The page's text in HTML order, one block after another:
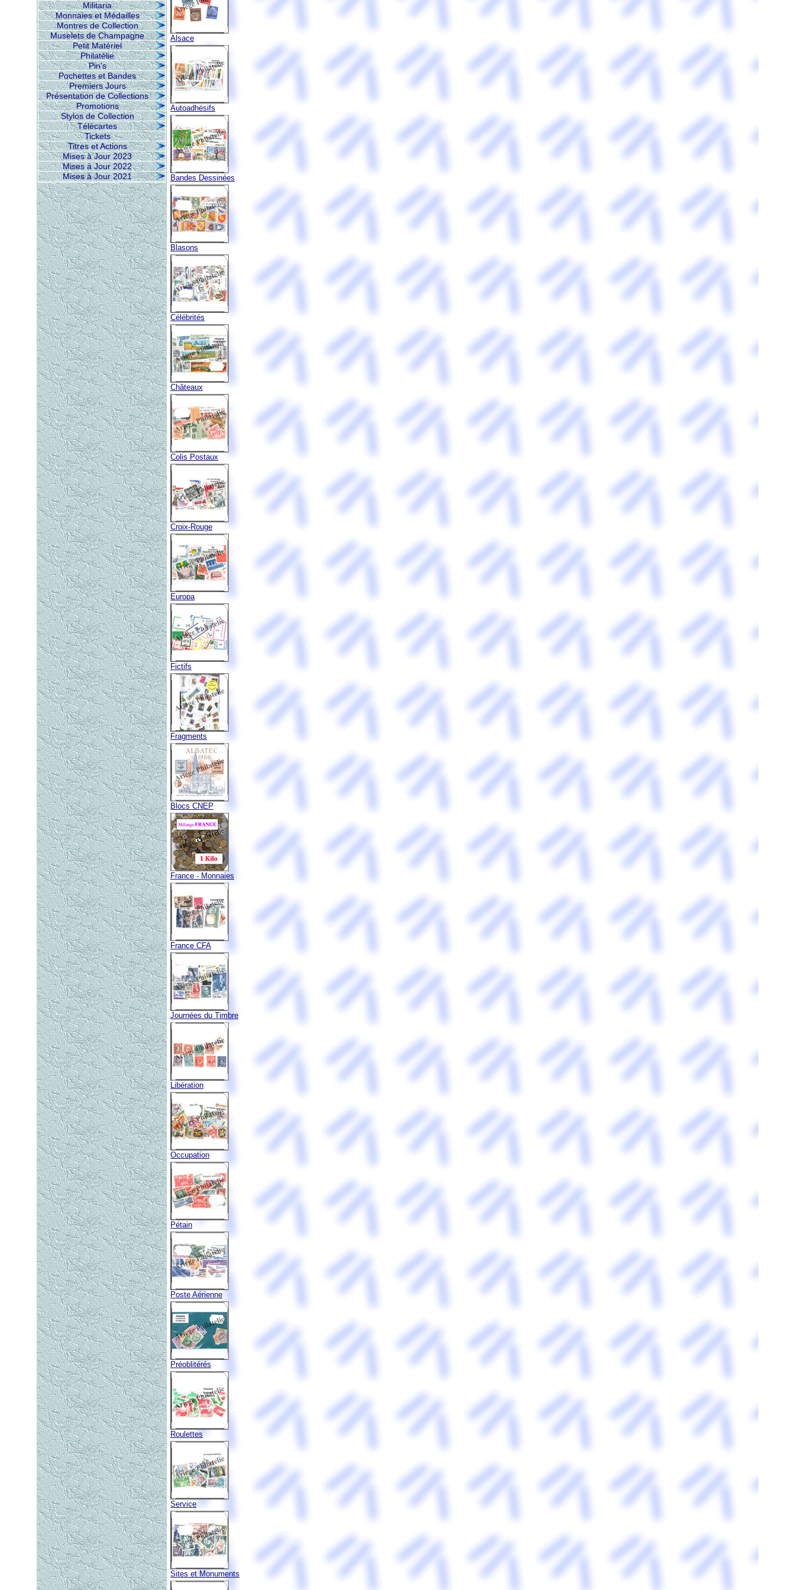
Militaria
Monnaies et Médailles
Montres de Collection
Muselets de Champagne
Petit Matériel
Philatélie
Pin's
Pochettes et Bandes
Premiers Jours
Présentation de Collections
Promotions
Stylos de Collection
Télécartes
Tickets
Titres et Actions
Mises à Jour 2023
Mises à Jour 2022
Mises à Jour 2021
Alsace
Autoadhésifs
Bandes Dessinées
Blasons
Célébrités
Châteaux
Colis Postaux
Croix-Rouge
Europa
Fictifs
Fragments
Blocs CNEP
France - Monnaies
France CFA
Journées du Timbre
Libération
Occupation
Pétain
Poste Aérienne
Préoblitérés
Roulettes
Service
Sites et Monuments